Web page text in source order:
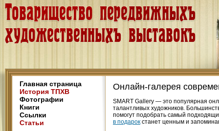
Главная страница
История ТПХВ
Фотографии
Книги
Ссылки
Статьи
Онлайн-галерея
SMART Gallery — это популярная
талантливых художников.
помогут подобрать самый
в подарок станет ценным и